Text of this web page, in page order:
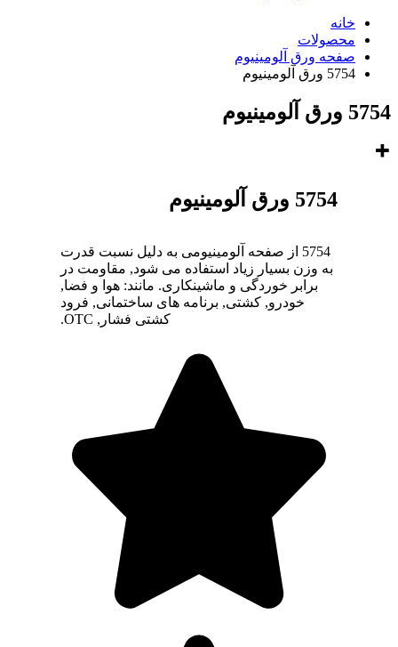
خانه
محصولات
صفحه ورق آلومینیوم
5754 ورق آلومینیوم
5754 ورق آلومینیوم
5754 ورق آلومینیوم
5754 از صفحه آلومینیومی به دلیل نسبت قدرت
به وزن بسیار زیاد استفاده می شود, مقاومت در
برابر خوردگی و ماشینکاری. مانند: هوا و فضا,
خودرو, کشتی, برنامه های ساختمانی, فرود
کشتی فشار, OTC.